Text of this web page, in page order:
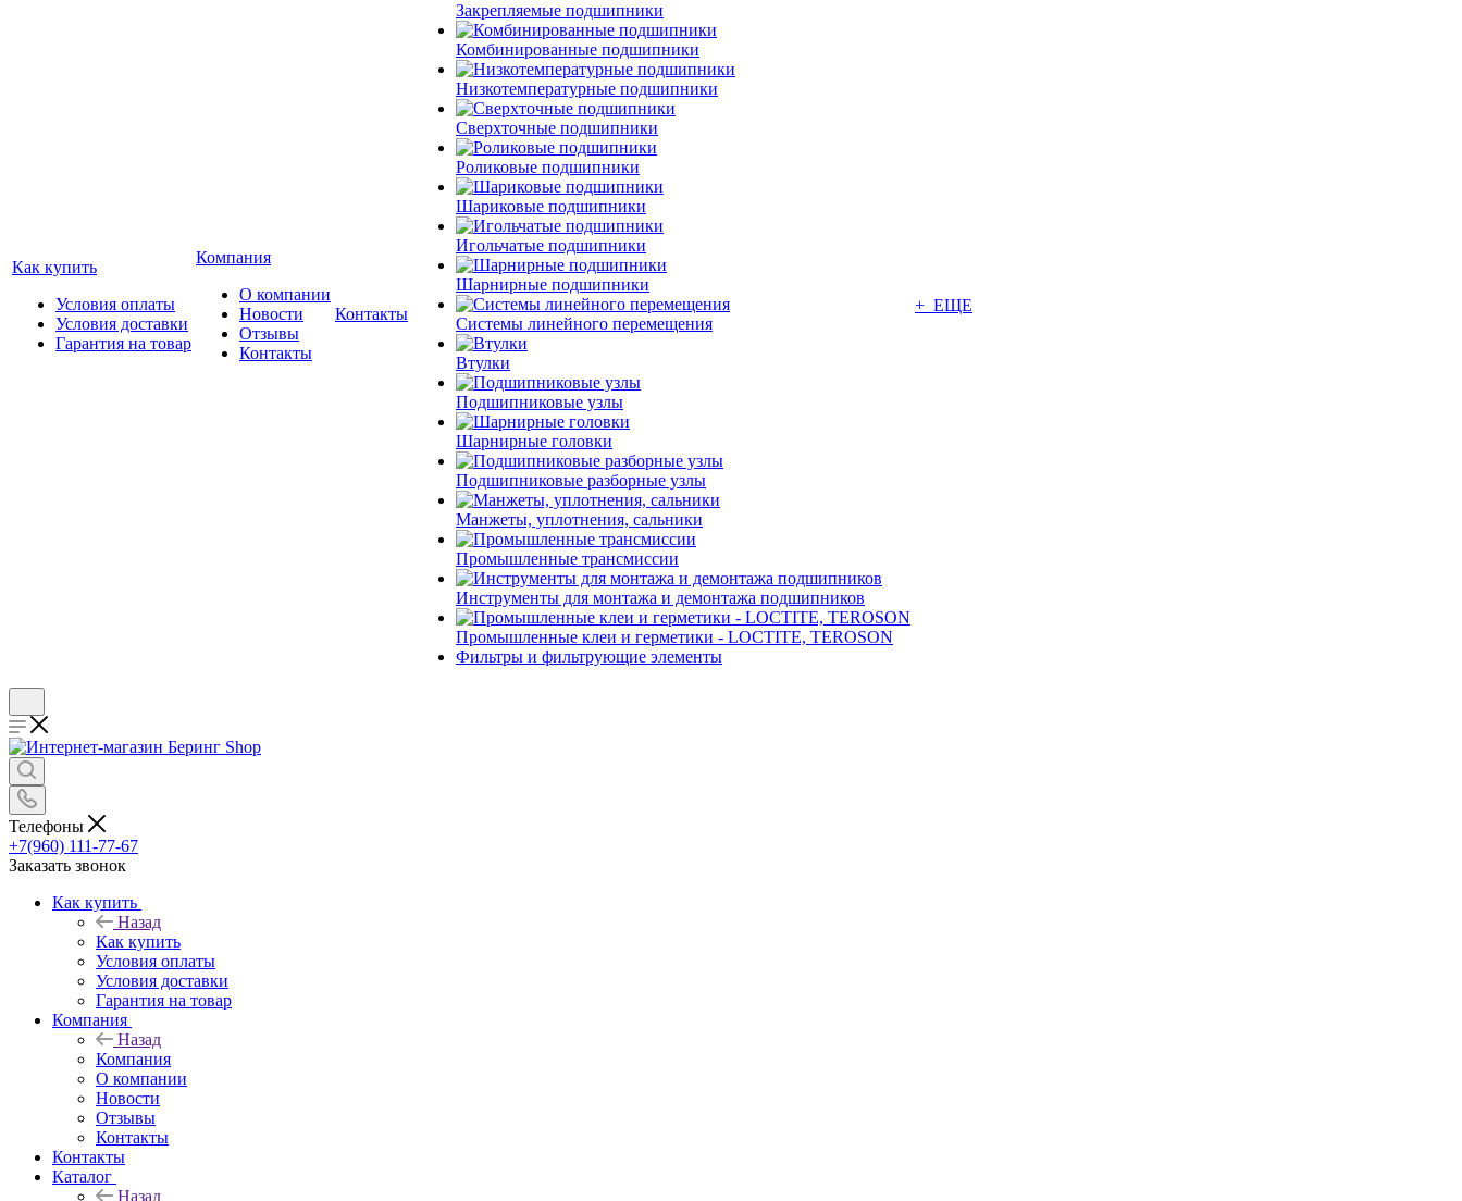
Как купить
Условия оплаты
Условия доставки
Гарантия на товар
Компания
О компании
Новости
Отзывы
Контакты
Контакты
Закрепляемые подшипники
Комбинированные подшипники
Низкотемпературные подшипники
Сверхточные подшипники
Роликовые подшипники
Шариковые подшипники
Игольчатые подшипники
Шарнирные подшипники
Системы линейного перемещения
Втулки
Подшипниковые узлы
Шарнирные головки
Подшипниковые разборные узлы
Манжеты, уплотнения, сальники
Промышленные трансмиссии
Инструменты для монтажа и демонтажа подшипников
Промышленные клеи и герметики - LOCTITE, TEROSON
Фильтры и фильтрующие элементы
+ ЕЩЕ
Телефоны
+7(960) 111-77-67
Заказать звонок
Как купить
Назад
Как купить
Условия оплаты
Условия доставки
Гарантия на товар
Компания
Назад
Компания
О компании
Новости
Отзывы
Контакты
Контакты
Каталог
Назад